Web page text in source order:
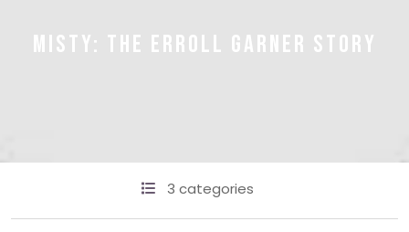
MISTY: THE ERROLL GARNER STORY
3 categories